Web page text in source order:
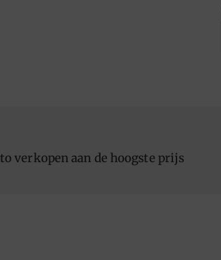
verkopen aan de hoogste prijs